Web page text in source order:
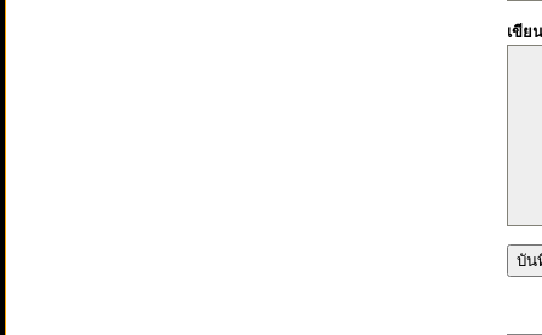
เขีย